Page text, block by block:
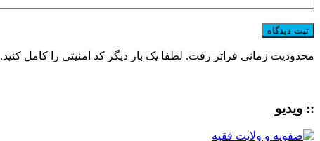
محدودیت زمانی فراتر رفت. لطفا یک بار دیگر کد امنیتی را کامل کنید.
:: ویدیو